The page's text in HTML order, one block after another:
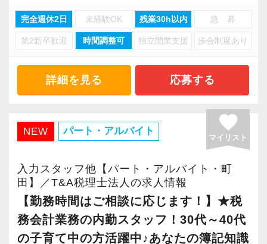
受験を予定している方には、試験日の休暇取得
など柔軟に対応するのでご安心ください！
緒に働きたい≫
同じ会計事務所の経験者でも「数字として税務
を処理してきた人」と「サービス業として対応
してきた人」では、向いている事務所は異なっ
私たちは後者のような方を求めています。
生産性や効率を意識しながらも「もっとお客様
に寄り添った提案やサポートがしたい」という
方は、ぜひVERTEXへご応募ください。
ある必要はありません。
所のような固さはないため「税理士事務所っぽ
くない」と言われることも多いです。
≪入力業務や問い合わせ対応などを中心にした
サポートをお任せします！≫
やお客様からの問い合わせ対応などをお任せし
ます。
そのほか郵便局へ書類を出しにいく、消耗品を
買いに行くなど、細かな雑務が発生した際に
など業種や規模も幅広く、医療法人や資産税な
どの案件の実績も少なくありません。
見た事務的な処理ではなく、あくまで「人と
人」の会話やコミュニケーションから生まれる
今回ご入社いただける税理士の方には将来の幹
部候補としてご活躍いただきたいと考えていま
す。
幅広い経験が積める環境で、スタッフのマネジ
メントなど組織作りにも携わっていただきます
ので、税理士としてのキャリアの幅を広げるこ
完全週休2日 未経験OK 残業30h以内 急 募
第2新卒歓迎 時間調整可 独立開業支援 歩合制度あり
詳細を見る 応募する
NEW パート・アルバイト favorite
マイリスト
入力スタッフ他【パート・アルバイト・町
田】／T&A税理士法人の求人情報
【勤務時間はご相談に応じます！】★税
務会計業務の内勤スタッフ！30代～40代
の子育て中の方活躍中♪あなたの簿記知識